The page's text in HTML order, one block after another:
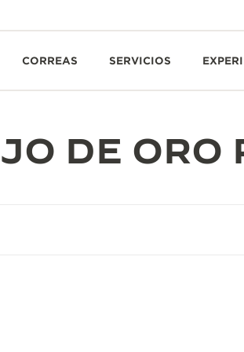
CORREAS SERVICIOS
DE ORO